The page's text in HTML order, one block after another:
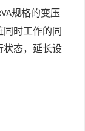
规格的变压
时工作的同
状态，延长设